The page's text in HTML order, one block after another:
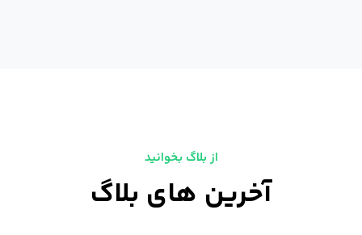
از بلاگ بخوانید
آخرین های بلاگ